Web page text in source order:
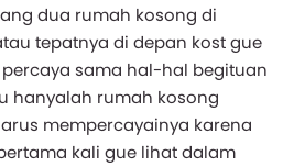
dua rumah kosong di
tepatnya di depan kost gue
sama hal-hal begituan
hanyalah rumah kosong
mempercayainya karena
kali gue lihat dalam